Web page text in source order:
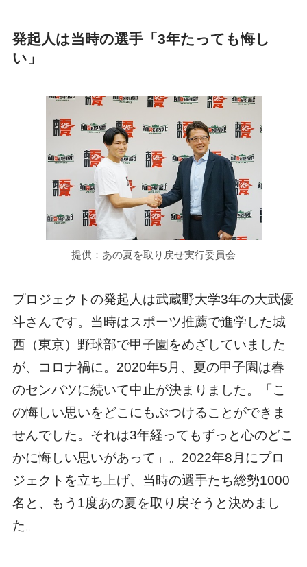
発起人は当時の選手「3年たっても悔し
い」
提供：あの夏を取り戻せ実行委員会
プロジェクトの発起人は武蔵野大学3年の大武優
斗さんです。当時はスポーツ推薦で進学した城
西（東京）野球部で甲子園をめざしていました
が、コロナ禍に。2020年5月、夏の甲子園は春
のセンバツに続いて中止が決まりました。「こ
の悔しい思いをどこにもぶつけることができま
せんでした。それは3年経ってもずっと心のどこ
かに悔しい思いがあって」。2022年8月にプロ
ジェクトを立ち上げ、当時の選手たち総勢1000
名と、もう1度あの夏を取り戻そうと決めまし
た。